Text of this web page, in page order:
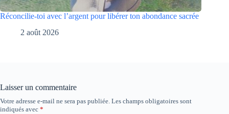
Réconcilie-toi avec l’argent pour libérer ton abondance sacrée
2 août 2026
Laisser un commentaire
Votre adresse e-mail ne sera pas publiée. Les champs obligatoires sont
indiqués avec *